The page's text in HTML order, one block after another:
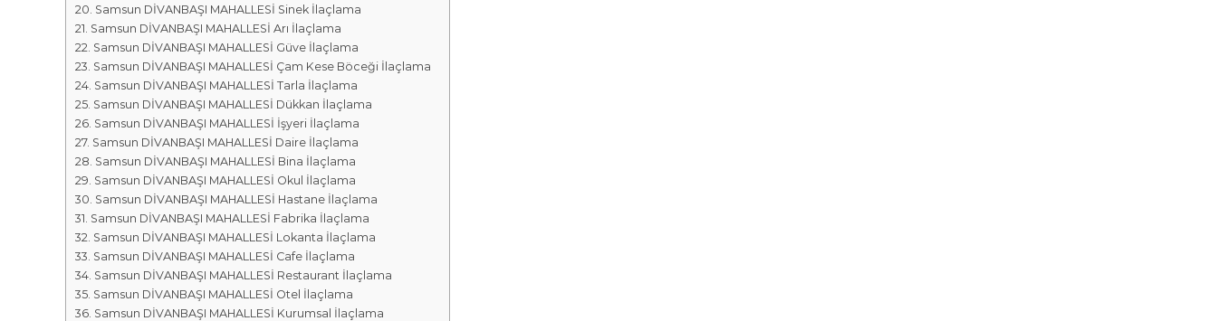
Samsun DİVANBAŞI MAHALLESİ Sinek İlaçlama
Samsun DİVANBAŞI MAHALLESİ Arı İlaçlama
Samsun DİVANBAŞI MAHALLESİ Güve İlaçlama
Samsun DİVANBAŞI MAHALLESİ Çam Kese Böceği İlaçlama
Samsun DİVANBAŞI MAHALLESİ Tarla İlaçlama
Samsun DİVANBAŞI MAHALLESİ Dükkan İlaçlama
Samsun DİVANBAŞI MAHALLESİ İşyeri İlaçlama
Samsun DİVANBAŞI MAHALLESİ Daire İlaçlama
Samsun DİVANBAŞI MAHALLESİ Bina İlaçlama
Samsun DİVANBAŞI MAHALLESİ Okul İlaçlama
Samsun DİVANBAŞI MAHALLESİ Hastane İlaçlama
Samsun DİVANBAŞI MAHALLESİ Fabrika İlaçlama
Samsun DİVANBAŞI MAHALLESİ Lokanta İlaçlama
Samsun DİVANBAŞI MAHALLESİ Cafe İlaçlama
Samsun DİVANBAŞI MAHALLESİ Restaurant İlaçlama
Samsun DİVANBAŞI MAHALLESİ Otel İlaçlama
Samsun DİVANBAŞI MAHALLESİ Kurumsal İlaçlama